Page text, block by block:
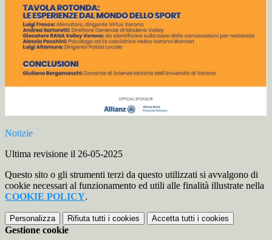
Notizie
Ultima revisione il 26-05-2025
Questo sito o gli strumenti terzi da questo utilizzati si avvalgono di
cookie necessari al funzionamento ed utili alle finalità illustrate nella
COOKIE POLICY.
Personalizza Rifiuta tutti i cookies Accetta tutti i cookies
Gestione cookie